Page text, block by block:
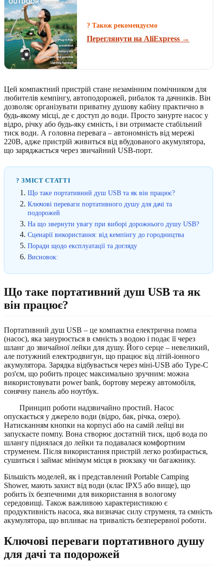
? Також рекомендуємо
Переглянути на AliExpress →
Цей компактний пристрій стане незамінним помічником для
любителів кемпінгу, автоподорожей, рибалок та дачників. Він
дозволяє організувати приватну душову кабіну практично в
будь-якому місці, де є доступ до води. Просто занурте насос у
відро, річку або будь-яку ємність, і ви отримаєте стабільний
тиск води. А головна перевага – автономність від мережі
220В, адже пристрій живиться від вбудованого акумулятора,
що заряджається через звичайний USB-порт.
? ЗМІСТ СТАТТІ
Що таке портативний душ USB та як він працює?
Ключові переваги портативного душу для дачі та
подорожей
На що звернути увагу при виборі дорожнього душу USB?
Сценарії використання: від кемпінгу до городництва
Поради щодо експлуатації та догляду
Висновок:
Що таке портативний душ USB та як
він працює?
Портативний душ USB – це компактна електрична помпа
(насос), яка занурюється в ємність з водою і подає її через
шланг до звичайної лейки для душу. Його серце – невеликий,
але потужний електродвигун, що працює від літій-іонного
акумулятора. Зарядка відбувається через міні-USB або Type-C
роз'єм, що робить процес максимально зручним: можна
використовувати power bank, бортову мережу автомобіля,
сонячну панель або ноутбук.
Принцип роботи надзвичайно простий. Насос
опускається у джерело води (відро, бак, річка, озеро).
Натисканням кнопки на корпусі або на самій лейці ви
запускаєте помпу. Вона створює достатній тиск, щоб вода по
шлангу піднялася до лейки та подавалася комфортним
струменем. Після використання пристрій легко розбирається,
сушиться і займає мінімум місця в рюкзаку чи багажнику.
Більшість моделей, як і представлений Portable Camping
Shower, мають захист від води (клас IPX5 або вище), що
робить їх безпечними для використання в вологому
середовищі. Також важливою характеристикою є
продуктивність насоса, яка визначає силу струменя, та ємність
акумулятора, що впливає на тривалість безперервної роботи.
Ключові переваги портативного душу
для дачі та подорожей